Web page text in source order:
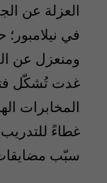
العزلة عن
في
ومنعزل عن
غدت تُشكّل
المخابرات
غطاءً للتدريب
سبّب